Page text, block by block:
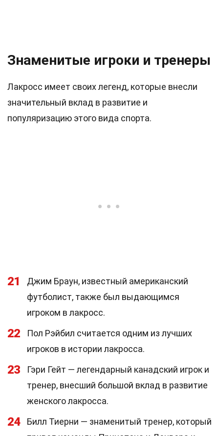
Знаменитые игроки и тренеры
Лакросс имеет своих легенд, которые внесли
значительный вклад в развитие и
популяризацию этого вида спорта.
21
Джим Браун, известный американский
футболист, также был выдающимся
игроком в лакросс.
22
Пол Рэйбил считается одним из лучших
игроков в истории лакросса.
23
Гэри Гейт — легендарный канадский игрок и
тренер, внесший большой вклад в развитие
женского лакросса.
24
Билл Тиерни — знаменитый тренер, который